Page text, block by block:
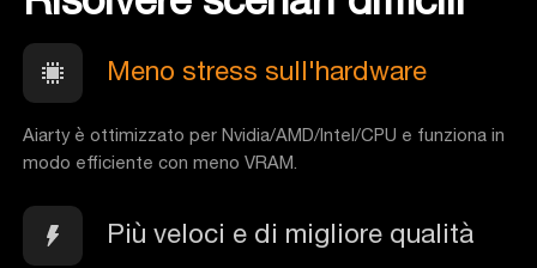
Meno stress sull'hardware
Aiarty è ottimizzato per Nvidia/AMD/Intel/CPU e funziona in
modo efficiente con meno VRAM.
Più veloci e di migliore qualità